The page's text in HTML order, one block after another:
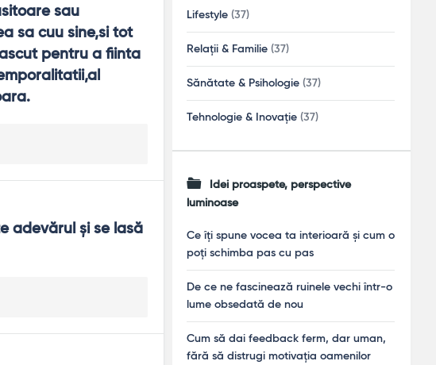
sau
sa cuu sine,si tot
pentru a fiinta
adevărul şi se lasă
Lifestyle (37)
Relații & Familie (37)
Sănătate & Psihologie (37)
Tehnologie & Inovație (37)
Idei proaspete, perspective
luminoase
Ce îți spune vocea ta interioară și cum o
poți schimba pas cu pas
De ce ne fascinează ruinele vechi într-o
lume obsedată de nou
Cum să dai feedback ferm, dar uman,
fără să distrugi motivația oamenilor